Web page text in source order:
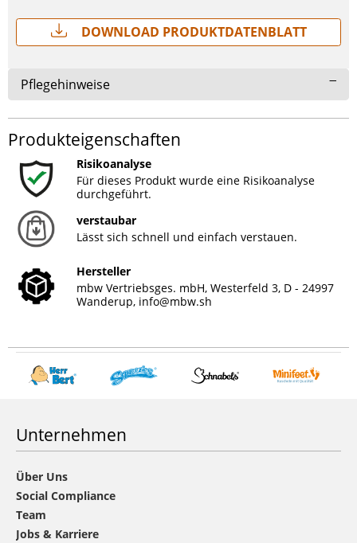
Download Produktdatenblatt
Pflegehinweise
Produkteigenschaften
Risikoanalyse
Für dieses Produkt wurde eine Risikoanalyse
durchgeführt.
verstaubar
Lässt sich schnell und einfach verstauen.
Hersteller
mbw Vertriebsges. mbH, Westerfeld 3, D - 24997
Wanderup, info@mbw.sh
Unternehmen
Über Uns
Social Compliance
Team
Jobs & Karriere